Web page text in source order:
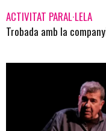
ACTIVITAT PARAL·LELA
Trobada amb la